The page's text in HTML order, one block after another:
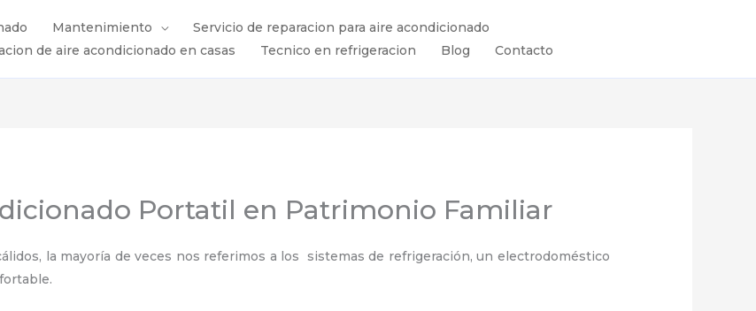
Mantenimiento
Servicio de reparacion para aire acondicionado
de aire acondicionado en casas Tecnico en refrigeracion Blog Contacto
Portatil en Patrimonio Familiar
la mayoría de veces nos referimos a los sistemas de refrigeración, un electrodoméstico